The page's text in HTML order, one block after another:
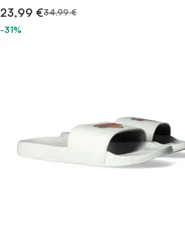
23,99 €34,99 €
-31%